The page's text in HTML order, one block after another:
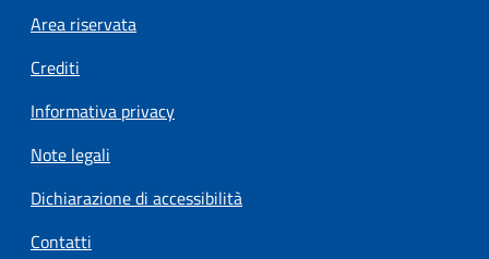
Footer menu
Area riservata
Crediti
Informativa privacy
Note legali
Dichiarazione di accessibilità
Contatti